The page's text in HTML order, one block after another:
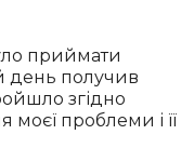
приймати
день получив
згідно
моєї проблеми і її